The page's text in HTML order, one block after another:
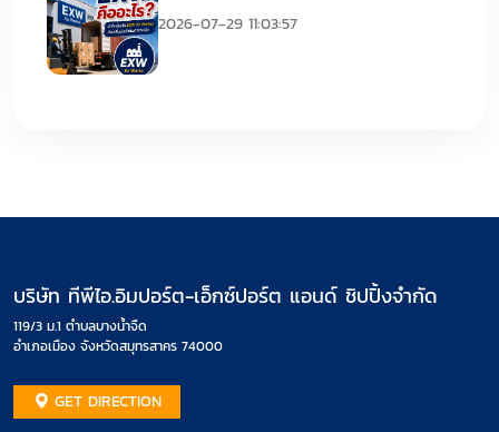
2026-07-29 11:03:57
บริษัท ทีพีไอ.อิมปอร์ต-เอ็กซ์ปอร์ต แอนด์ ชิปปิ้งจำกัด
119/3 ม.1 ตำบลบางน้ำจืด
อำเภอเมือง จังหวัดสมุทรสาคร 74000
GET DIRECTION